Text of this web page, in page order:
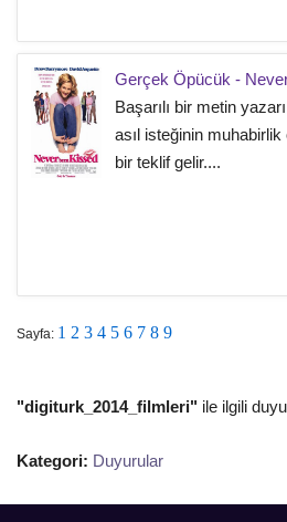
Gerçek Öpücük -
Başarılı bir metin
asıl isteğinin
bir teklif gelir....
Sayfa: 1 2 3 4 5 6 7 8 9
"digiturk_2014_filmleri" ile ilgili
Kategori: Duyurular